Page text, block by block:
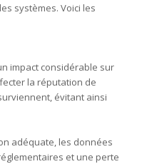
systèmes. Voici les
impact considérable sur
la réputation de
évitant ainsi
adéquate, les données
et une perte